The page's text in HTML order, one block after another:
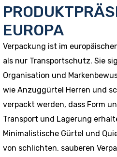
EUROPA
Verpackung ist im
als nur Transportschutz. Sie
Organisation und
wie Anzuggürtel Herren und
verpackt werden, dass Form
Transport und Lagerung
Minimalistische Gürtel und
von schlichten, sauberen